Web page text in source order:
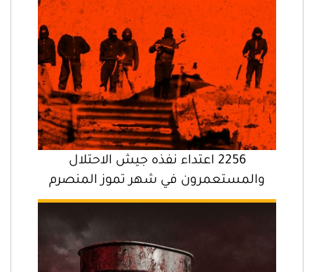
2256 اعتداء نفذه جيش الاحتلال
والمستعمرون في شهر تموز المنصرم